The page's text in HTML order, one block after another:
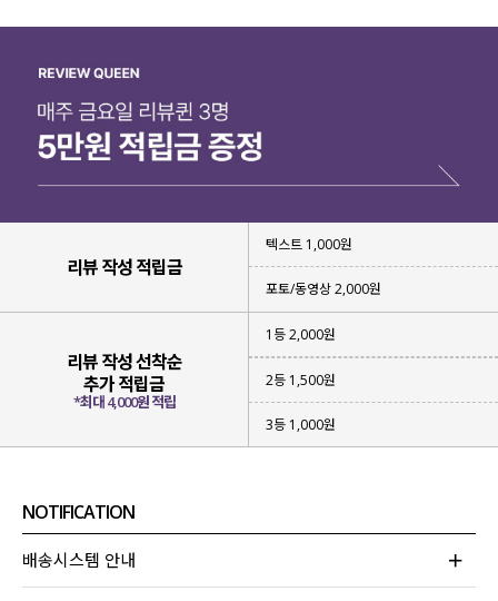
리뷰 작성 적립금
텍스트 1,000원
포토/동영상 2,000원
리뷰 작성 선착순
추가 적립금
*최대 4,000원 적립
1등 2,000원
2등 1,500원
3등 1,000원
NOTIFICATION
배송시스템 안내